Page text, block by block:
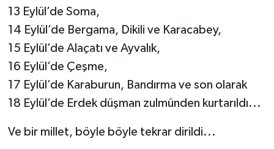
13 Eylül’de Soma,
14 Eylül’de Bergama, Dikili ve Karacabey,
15 Eylül’de Alaçatı ve Ayvalık,
16 Eylül’de Çeşme,
17 Eylül’de Karaburun, Bandırma ve son olarak
18 Eylül’de Erdek düşman zulmünden kurtarıldı...
Ve bir millet, böyle böyle tekrar dirildi...